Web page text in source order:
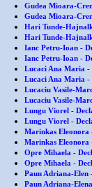
Gudea Mioara-
Gudea Mioara-
Hari Tunde-
Hari Tunde-
Ianc Petru-Ioan -
Ianc Petru-Ioan -
Lucaci Ana Maria -
Lucaci Ana Maria -
Lucaciu Vasile-
Lucaciu Vasile-
Lungu Viorel -
Lungu Viorel -
Marinkas Eleonora
Marinkas Eleonora
Opre Mihaela -
Opre Mihaela -
Paun Adriana-Elen
Paun Adriana-